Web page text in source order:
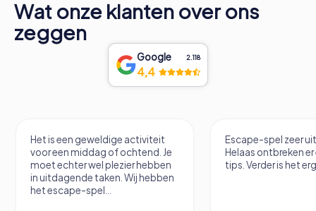
Wat onze klanten over ons
zeggen
Google 2.118
4,4
Escape-spel zeer uitdagend.
Helaas ontbreken er een paar
tips. Verder is het erg leuk.
Hele coole VR